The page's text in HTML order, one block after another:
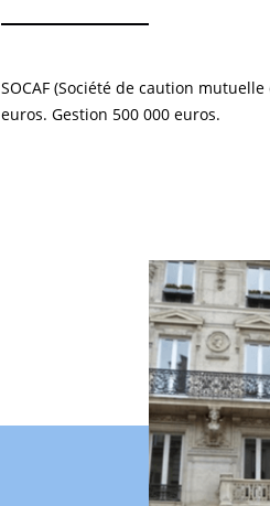
SOCAF (Société de caution
euros. Gestion 500 000 euros.